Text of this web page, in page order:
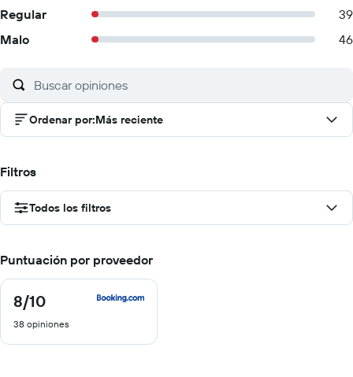
Regular
39
Malo
46
Ordenar por:Más reciente
Filtros
Todos los filtros
Puntuación por proveedor
8/10
8
de
10
38 opiniones